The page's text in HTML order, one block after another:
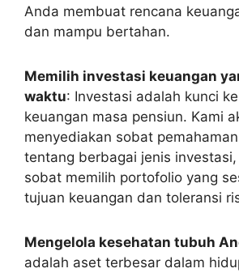
Anda membuat rencana
dan mampu bertahan.
Memilih investasi keuangan
waktu: Investasi adalah kunci
keuangan masa pensiun. Kami
menyediakan sobat
tentang berbagai jenis
sobat memilih portofolio yang
tujuan keuangan dan toleransi
Mengelola kesehatan tubuh
adalah aset terbesar dalam